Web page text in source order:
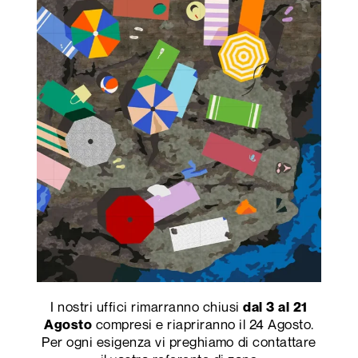
incessante di piccolo
incisioni, un effetto
asimmetrico e discreto
che rende dinamica ogni
superficie.
linguaggio deciso,
attraverso segni che
rimandano
inequivocabilmente
all’essenza lignea,
trasmettendo
immediatamente, tramite
il tatto e la vista, calore
ed energia.
I nostri uffici rimarranno chiusidal 3 al 21
Agosto compresi e riapriranno il 24 Agosto.
Per ogni esigenza vi preghiamo di contattare